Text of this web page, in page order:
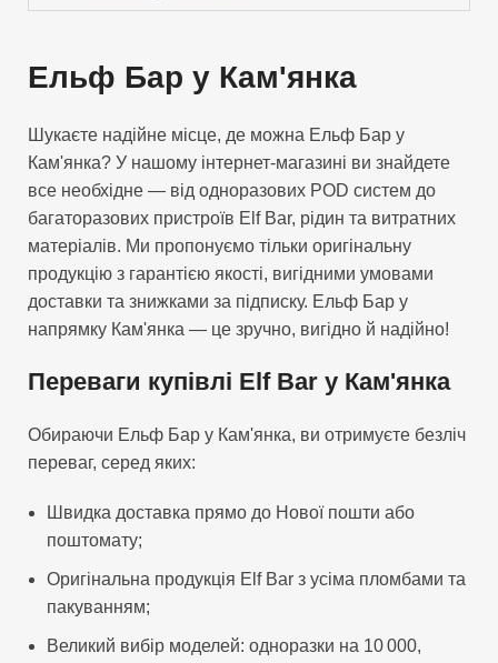
Ельф Бар у Кам'янка
Шукаєте надійне місце, де можна Ельф Бар у
Кам'янка? У нашому інтернет-магазині ви знайдете
все необхідне — від одноразових POD систем до
багаторазових пристроїв Elf Bar, рідин та витратних
матеріалів. Ми пропонуємо тільки оригінальну
продукцію з гарантією якості, вигідними умовами
доставки та знижками за підписку. Ельф Бар у
напрямку Кам'янка — це зручно, вигідно й надійно!
Переваги купівлі Elf Bar у Кам'янка
Обираючи Ельф Бар у Кам'янка, ви отримуєте безліч
переваг, серед яких:
Швидка доставка прямо до Нової пошти або
поштомату;
Оригінальна продукція Elf Bar з усіма пломбами та
пакуванням;
Великий вибір моделей: одноразки на 10 000,